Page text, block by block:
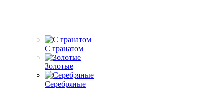
С гранатом
Золотые
Серебряные